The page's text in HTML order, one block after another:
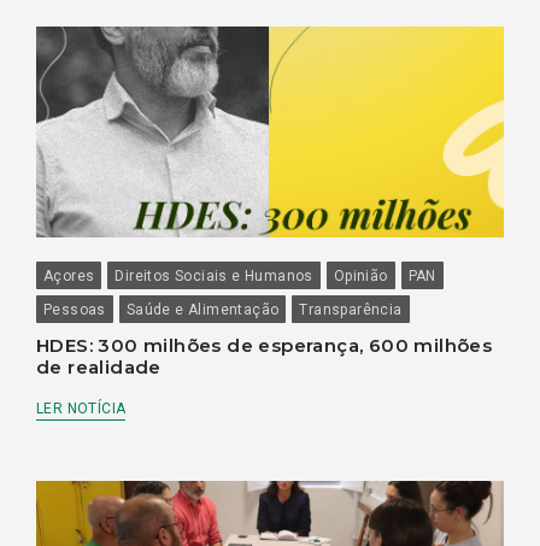
Açores Direitos Sociais e Humanos Opinião
PAN
Pessoas
Saúde e Alimentação Transparência
HDES: 300 milhões de esperança, 600 milhões
de realidade
LER NOTÍCIA